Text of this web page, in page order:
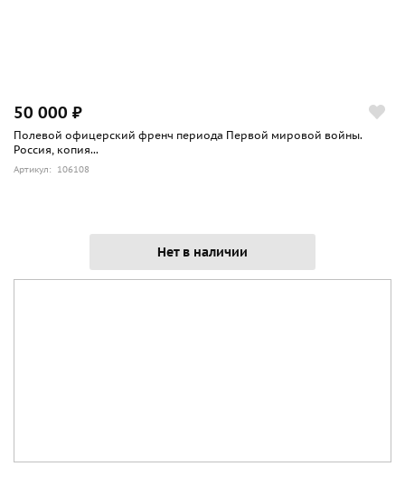
50 000 ₽
Полевой офицерский френч периода Первой мировой войны.
Россия, копия...
Артикул: 106108
Нет в наличии